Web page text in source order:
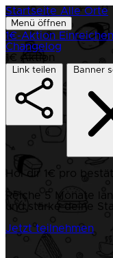
Startseite Alle Orte
Menü öffnen
1€-Aktion Einreichen
Changelog
1€ Aktion
Link teilen Banner
Hol dir 1€ pro
Reiche 5 Monate
und stärke deine
Jetzt teilnehmen